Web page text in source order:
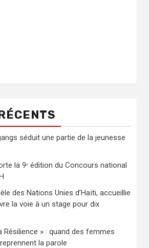
séduit une partie de la jeunesse
la 9ᵉ édition du Concours national
des Nations Unies d’Haïti, accueillie
la voie à un stage pour dix
Résilience » : quand des femmes
la parole